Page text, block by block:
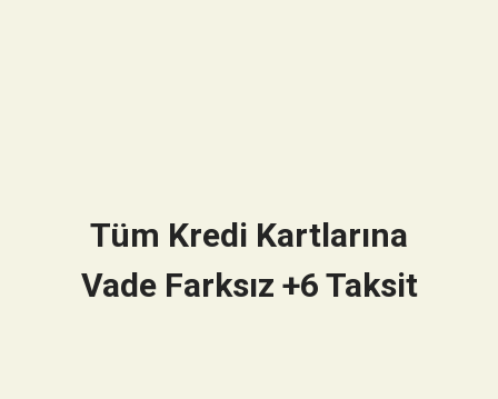
Tüm Kredi Kartlarına
Vade Farksız +6 Taksit